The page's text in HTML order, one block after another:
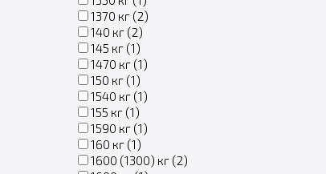
1370 кг (2)
140 кг (2)
145 кг (1)
1470 кг (1)
150 кг (1)
1540 кг (1)
155 кг (1)
1590 кг (1)
160 кг (1)
1600 (1300) кг (2)